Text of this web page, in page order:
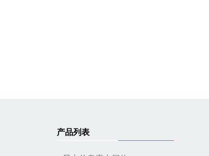
产品列表